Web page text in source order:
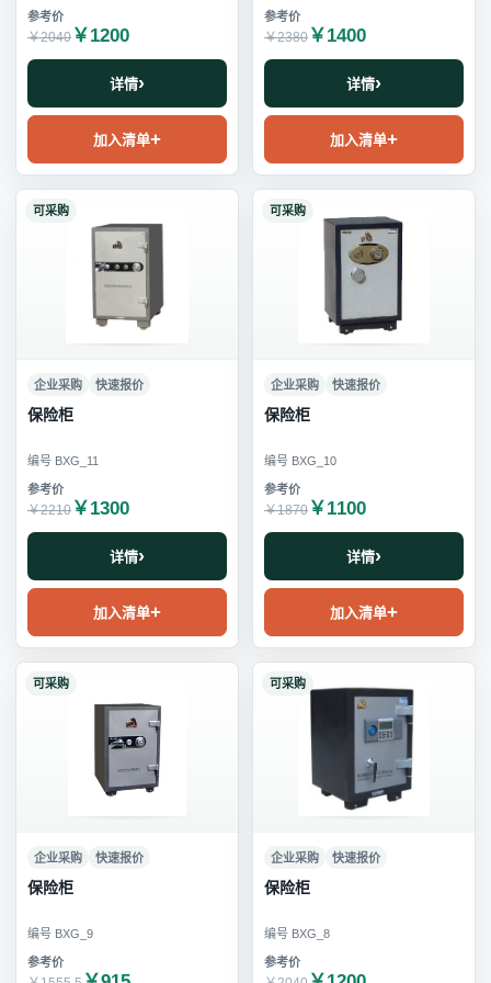
￥2040 ￥1200
详情
加入清单
￥2380 ￥1400
详情
加入清单
可采购
企业采购 快速报价
保险柜
编号 BXG_11
￥2210 ￥1300
详情
加入清单
可采购
企业采购 快速报价
保险柜
编号 BXG_10
￥1870 ￥1100
详情
加入清单
可采购
企业采购 快速报价
保险柜
编号 BXG_9
可采购
企业采购 快速报价
保险柜
编号 BXG_8